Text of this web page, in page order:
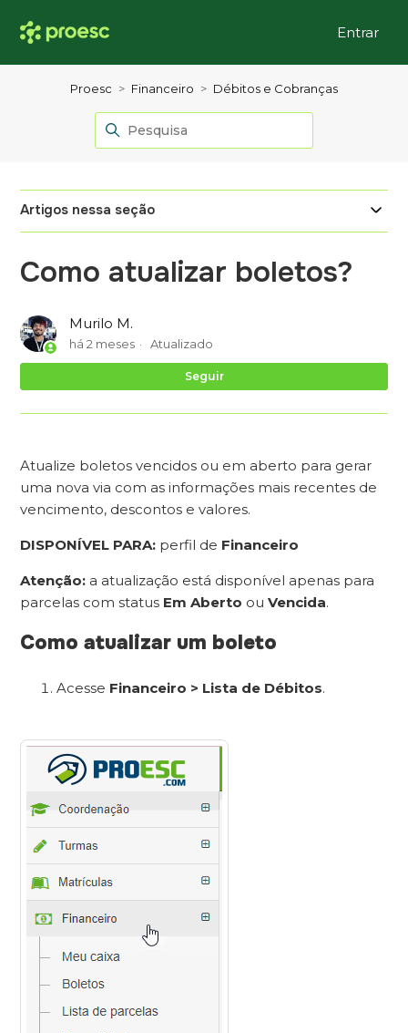
Entrar
Proesc Financeiro Débitos e Cobranças
Artigos nessa seção
Como atualizar boletos?
Murilo M.
há 2 meses Atualizado
Seguir
Atualize boletos vencidos ou em aberto para gerar
uma nova via com as informações mais recentes de
vencimento, descontos e valores.
DISPONÍVEL PARA: perfil de Financeiro
Atenção: a atualização está disponível apenas para
parcelas com status Em Aberto ouVencida.
Como atualizar um boleto
Acesse Financeiro > Lista de Débitos.